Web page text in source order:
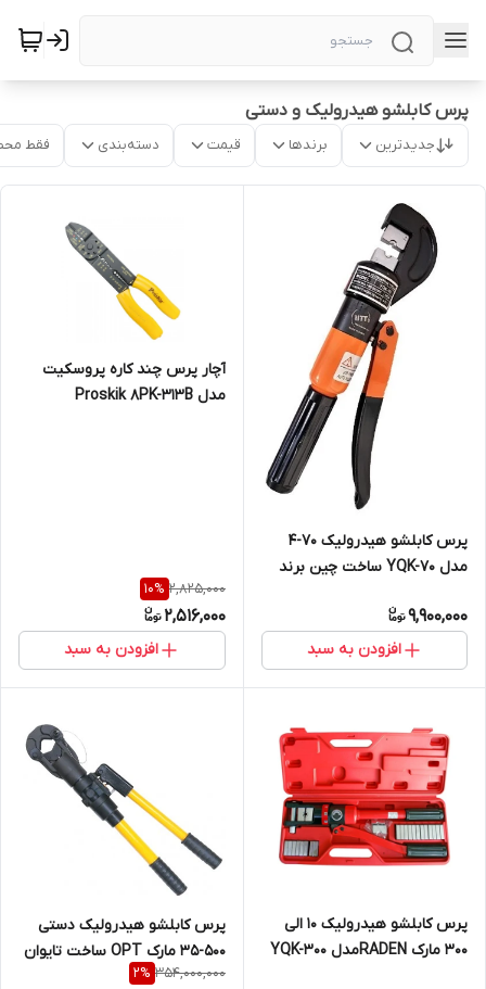
پرس کابلشو هیدرولیک و دستی
جدیدترین برندها قیمت دسته‌بندی فقط
پرس کابلشو هیدرولیک ۷۰-۴
مدل YQK-70 ساخت چین برند
9,900,000
افزودن به سبد
آچار پرس چند کاره پروسکیت
مدل Proskik 8PK-313B
2,825,000
10%
2,516,000
افزودن به سبد
پرس کابلشو هیدرولیک 10 الی
300 مارک RADENمدل YQK-300
پرس کابلشو هیدرولیک دستی
500-35 مارک OPT ساخت تایوان
مدل HDL-500
354,000,000
2%